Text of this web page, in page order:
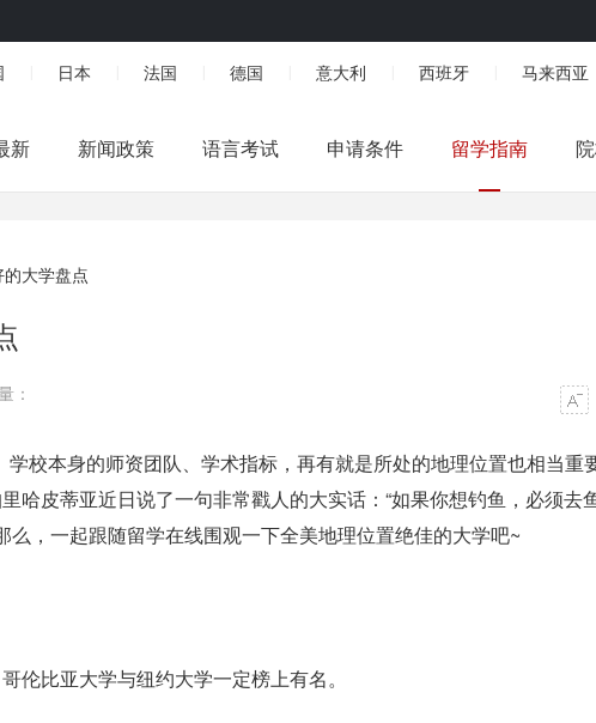
日本 法国 德国 意大利 西班牙 马来西亚
新 新闻政策 语言考试 申请条件 留学指南
大学盘点
校本身的师资团队、学术指标，再有就是所处的地理位置也相当重
哈皮蒂亚近日说了一句非常戳人的大实话：“如果你想钓鱼，必须去
么，一起跟随留学在线围观一下全美地理位置绝佳的大学吧~
伦比亚大学与纽约大学一定榜上有名。